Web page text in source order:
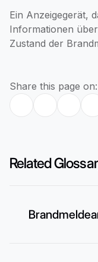
Ein Anzeigegerät,
Informationen
Zustand der
Share this page on:
Related